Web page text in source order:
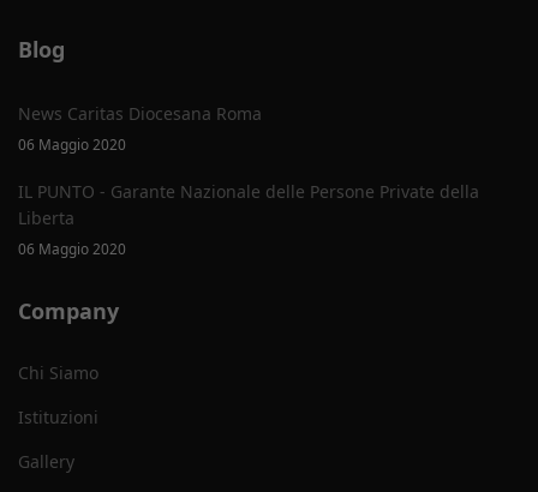
Blog
News Caritas Diocesana Roma
06 Maggio 2020
IL PUNTO - Garante Nazionale delle Persone Private della
Liberta
06 Maggio 2020
Company
Chi Siamo
Istituzioni
Gallery